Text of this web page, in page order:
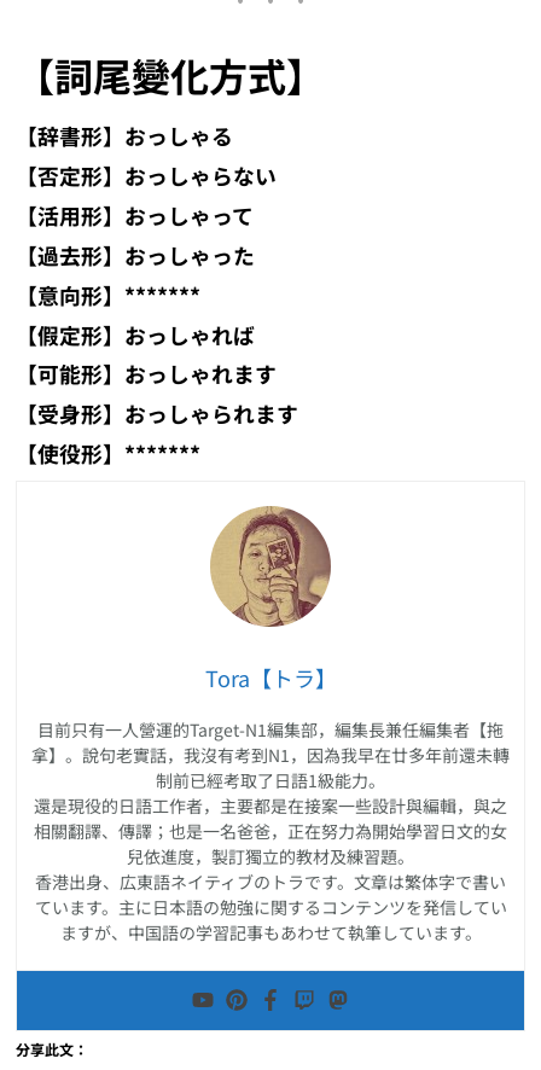
【詞尾變化方式】
【辞書形】おっしゃる
【否定形】おっしゃらない
【活用形】おっしゃって
【過去形】おっしゃった
【意向形】*******
【假定形】おっしゃれば
【可能形】おっしゃれます
【受身形】おっしゃられます
【使役形】*******
Tora【トラ】
目前只有一人營運的Target-N1編集部，編集長兼任編集者【拖
拿】。說句老實話，我沒有考到N1，因為我早在廿多年前還未轉
制前已經考取了日語1級能力。
還是現役的日語工作者，主要都是在接案一些設計與編輯，與之
相關翻譯、傳譯；也是一名爸爸，正在努力為開始學習日文的女
兒依進度，製訂獨立的教材及練習題。
香港出身、広東語ネイティブのトラです。文章は繁体字で書い
ています。主に日本語の勉強に関するコンテンツを発信してい
ますが、中国語の学習記事もあわせて執筆しています。
分享此文：